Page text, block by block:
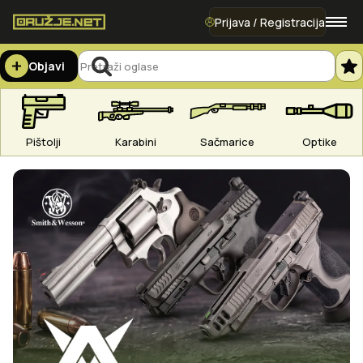
Prijava / Registracija
Objavi
Pištolji Karabini Sačmarice Optike